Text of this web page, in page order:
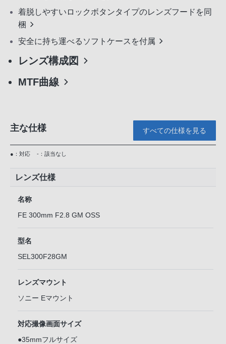
着脱しやすいロックボタンタイプのレンズフードを同
梱
安全に持ち運べるソフトケースを付属
レンズ構成図
MTF曲線
主な仕様 すべての仕様を見る
●：対応 -：該当なし
レンズ仕様
名称
FE 300mm F2.8 GM OSS
型名
SEL300F28GM
レンズマウント
ソニー Eマウント
対応撮像画面サイズ
●35mmフルサイズ